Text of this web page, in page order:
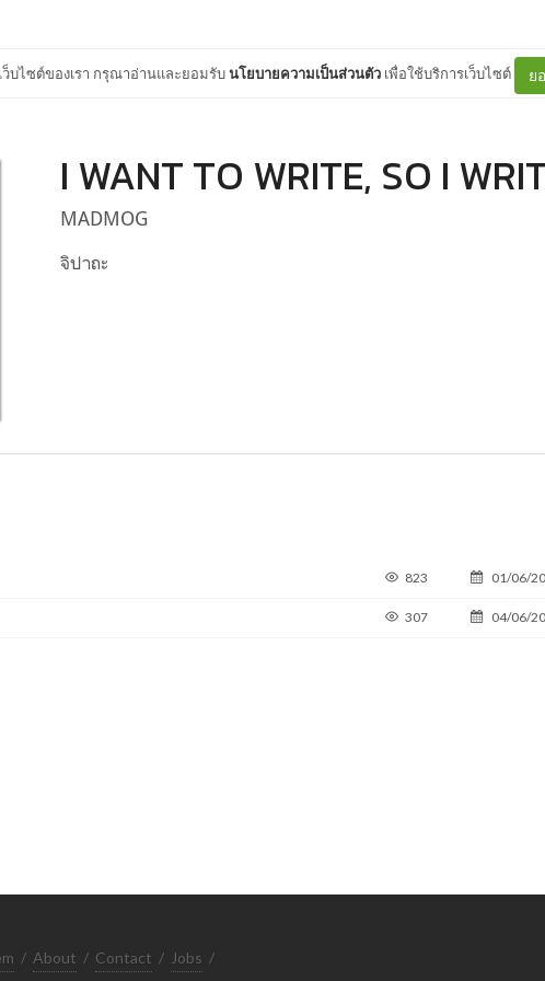
ว็บไซต์ของเรา กรุณาอ่านและยอมรับนโยบายความเป็นส่วนตัว เพื่อใช้บริการเว็บไซต์ ย
I WANT TO WRITE, SO I
MADMOG
จิปาถะ
823 01/06/
307 04/06/
/ About / Contact / Jobs /